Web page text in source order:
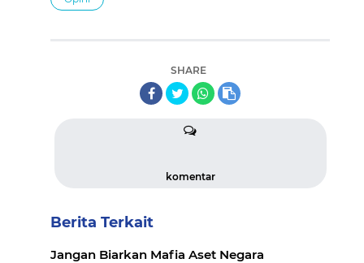
SHARE
komentar
Berita Terkait
Jangan Biarkan Mafia Aset Negara